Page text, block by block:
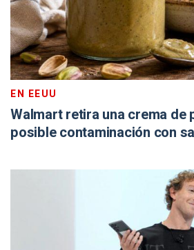
EN EEUU
Walmart retira una crema de
posible contaminación con